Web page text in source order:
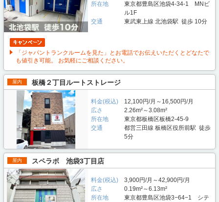
所在地
東京都豊島区池袋4-34-1 MNビ
ル1F
交通
東武東上線 北池袋駅 徒歩 10分
「ジャパントランクルームを見た」とお電話でお伝えいただくとどなたで
も値引き可能。 お気軽にご相談ください。
屋内 板橋２丁目ルートストレージ
料金(税込)
12,100円/月～16,500円/月
広さ
2.26m²～3.08m²
所在地
東京都板橋区板橋2-45-9
交通
都営三田線 板橋区役所前駅 徒歩
5分
屋内 スペラボ 池袋3丁目店
料金(税込)
3,900円/月～42,900円/月
広さ
0.19m²～6.13m²
所在地
東京都豊島区池袋3−64−1 シテ